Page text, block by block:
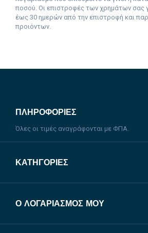
ποσού. Οι επιστροφές των χρημάτων σας
έως 30 ημερών από την επιστροφή και
προιόντων.
ΠΛΗΡΟΦΟΡΊΕΣ
Όλες οι τιμές αναγράφονται με ΦΠΑ.
ΚΑΤΗΓΟΡΊΕΣ
Ο ΛΟΓΑΡΙΑΣΜΌΣ ΜΟΥ